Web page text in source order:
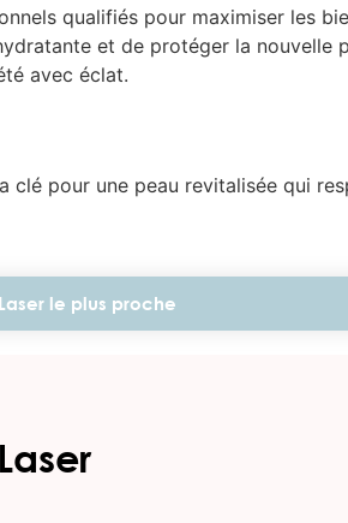
qualifiés pour maximiser les
et de protéger la nouvelle
avec éclat.
pour une peau revitalisée qui
le plus proche